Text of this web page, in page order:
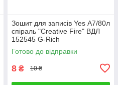
Зошит для записів Yes А7/80л
спіраль "Creative Fire" ВДЛ
152545 G-Rich
Готово до відправки
8 ₴ 10 ₴